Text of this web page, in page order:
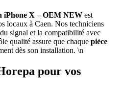
iPhone X – OEM NEW est
locaux à Caen. Nos techniciens
signal et la compatibilité avec
qualité assure que chaque pièce
dès son installation. \n
pour vos